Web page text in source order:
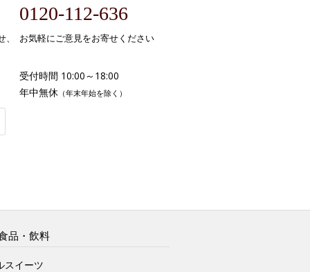
0120-112-636
お気軽にご意見をお寄せください
受付時間 10:00～18:00
年中無休 （年末年始を除く）
品・飲料
スイーツ